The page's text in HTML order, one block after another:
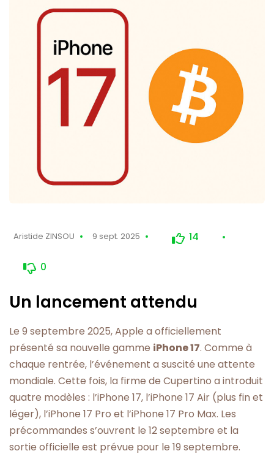
Aristide ZINSOU 9 sept. 2025 14
0
Un lancement attendu
Le 9 septembre 2025, Apple a officiellement
présenté sa nouvelle gamme iPhone 17. Comme à
chaque rentrée, l’événement a suscité une attente
mondiale. Cette fois, la firme de Cupertino a introduit
quatre modèles : l’iPhone 17, l’iPhone 17 Air (plus fin et
léger), l’iPhone 17 Pro et l’iPhone 17 Pro Max. Les
précommandes s’ouvrent le 12 septembre et la
sortie officielle est prévue pour le 19 septembre.